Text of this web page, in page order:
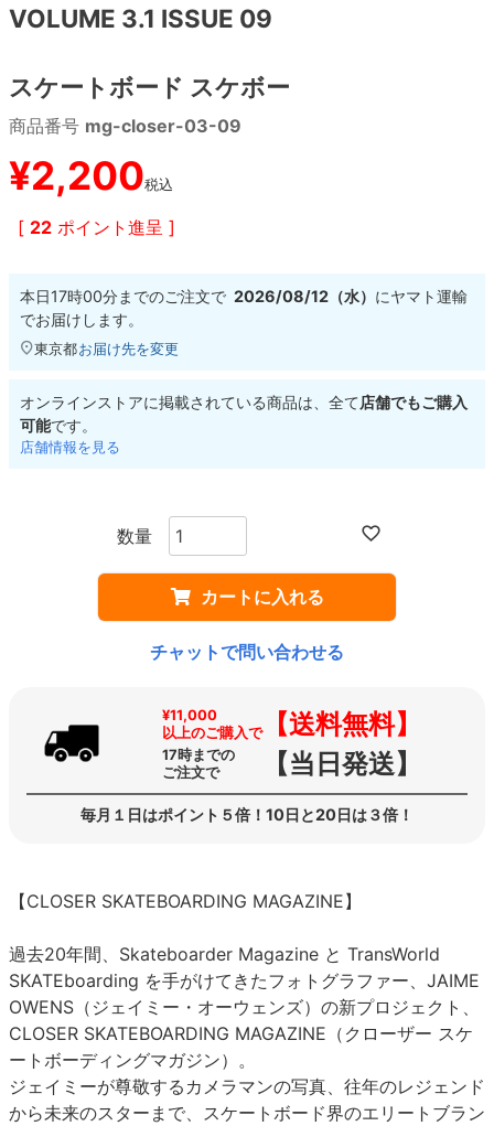
VOLUME 3.1 ISSUE 09
スケートボード スケボー
商品番号 mg-closer-03-09
¥2,200税込
[ 22 ポイント進呈 ]
本日17時00分までのご注文で 2026/08/12（水） にヤマト運輸
でお届けします。
東京都お届け先を変更
オンラインストアに掲載されている商品は、全て店舗でもご購入
可能です。
店舗情報を見る
カートに入れる
チャットで問い合わせる
¥11,000
以上のご購入で【送料無料】
17時までの
ご注文で
【当日発送】
毎月１日はポイント５倍！10日と20日は３倍！
【CLOSER SKATEBOARDING MAGAZINE】
過去20年間、Skateboarder Magazine と TransWorld
SKATEboarding を手がけてきたフォトグラファー、JAIME
OWENS（ジェイミー・オーウェンズ）の新プロジェクト、
CLOSER SKATEBOARDING MAGAZINE（クローザー スケ
ートボーディングマガジン）。
ジェイミーが尊敬するカメラマンの写真、往年のレジェンド
から未来のスターまで、スケートボード界のエリートブラン
8.7inch
8.8inch
8.9inch
9.0inch以上
高性能デッキ
8.8inch
8.9inch
9.0inch以上
72mm
75mm
110mm
29cm
29.5cm
30cm